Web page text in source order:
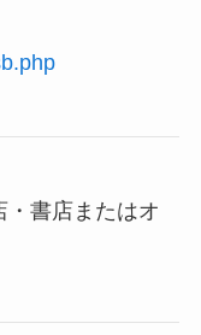
書店またはオ